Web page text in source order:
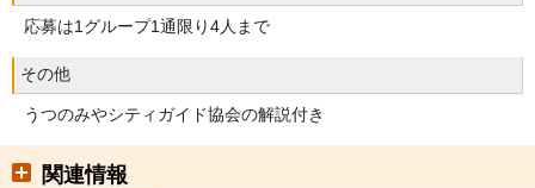
応募は1グループ1通限り4人まで
その他
うつのみやシティガイド協会の解説付き
関連情報